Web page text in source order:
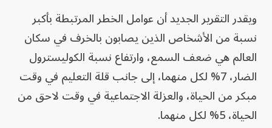
ويقدر التقرير الجديد أن عوامل الخطر المرتبطة بأكبر
نسبة من الأشخاص الذين يصابون بالخرف في سكان
العالم هي ضعف السمع، وارتفاع نسبة الكوليسترول
الضار، 7% لكل منهما، إلى جانب قلة التعليم في وقت
مبكر من الحياة، والعزلة الاجتماعية في وقت لاحق من
الحياة، 5% لكل منهما.